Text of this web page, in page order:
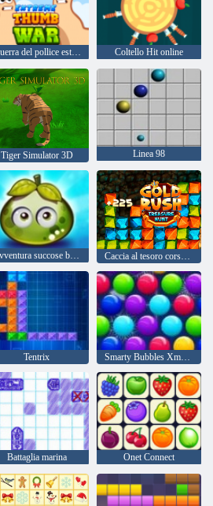
Guerra del pollice estremo Coltello Hit online
Tiger Simulator 3D Linea 98
Avventura succose bacche Caccia al tesoro corsa all'oro
Tentrix Smarty Bubbles Xmas Edition
Battaglia marina Onet Connect